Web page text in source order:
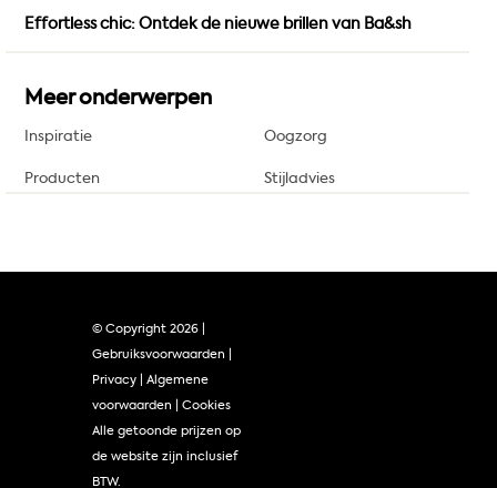
Effortless chic: Ontdek de nieuwe brillen van Ba&sh
Meer onderwerpen
Inspiratie Oogzorg
Producten Stijladvies
© Copyright 2026 |
Gebruiksvoorwaarden
Privacy Algemene
voorwaarden
Cookies
Alle getoonde prijzen op
de website zijn inclusief
BTW.